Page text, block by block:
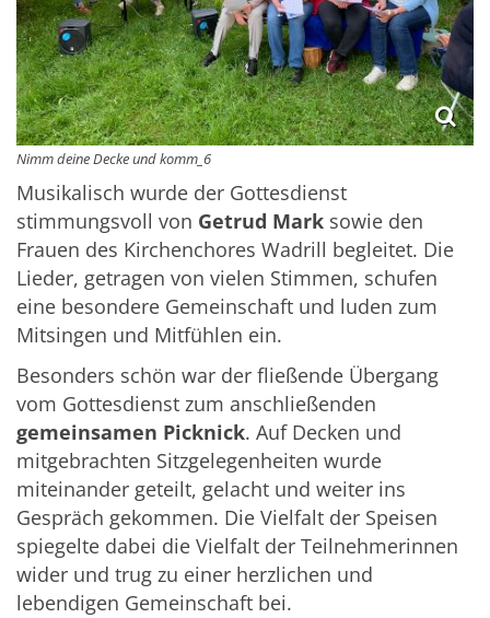
Nimm deine Decke und komm_6
Musikalisch wurde der Gottesdienst
stimmungsvoll von Getrud Mark sowie den
Frauen des Kirchenchores Wadrill begleitet. Die
Lieder, getragen von vielen Stimmen, schufen
eine besondere Gemeinschaft und luden zum
Mitsingen und Mitfühlen ein.
Besonders schön war der fließende Übergang
vom Gottesdienst zum anschließenden
gemeinsamen Picknick. Auf Decken und
mitgebrachten Sitzgelegenheiten wurde
miteinander geteilt, gelacht und weiter ins
Gespräch gekommen. Die Vielfalt der Speisen
spiegelte dabei die Vielfalt der Teilnehmerinnen
wider und trug zu einer herzlichen und
lebendigen Gemeinschaft bei.